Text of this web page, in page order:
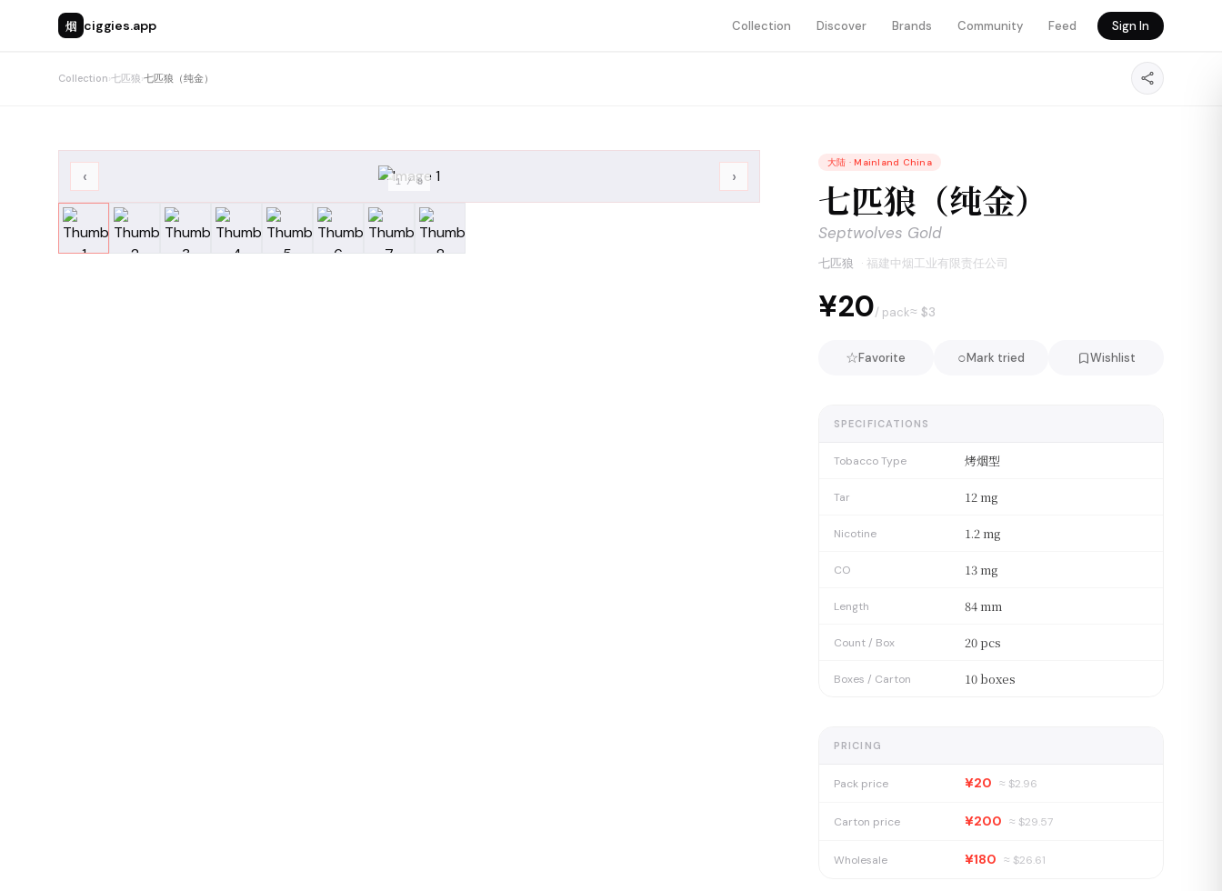
烟 ciggies.app Collection Discover Brands Community Feed Sign In
Collection›七匹狼›七匹狼（纯金）
‹ ›
1/8
大陆 · Mainland China
七匹狼（纯金）
Septwolves Gold
七匹狼 · 福建中烟工业有限责任公司
¥20/ pack≈ $3
☆Favorite ○Mark tried Wishlist
SPECIFICATIONS
Tobacco Type 烤烟型
Tar 12 mg
Nicotine 1.2 mg
CO 13 mg
Length 84 mm
Count / Box 20 pcs
Boxes / Carton 10 boxes
PRICING
Pack price ¥20 ≈ $2.96
Carton price ¥200 ≈ $29.57
Wholesale ¥180 ≈ $26.61